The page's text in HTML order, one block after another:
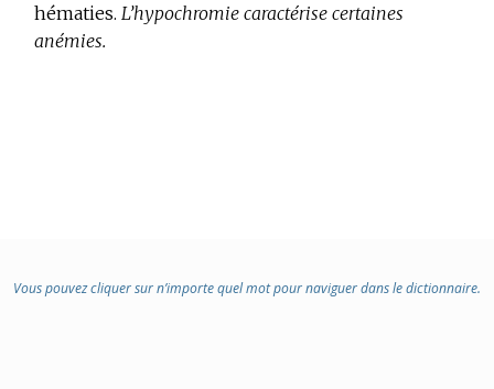
hématies. L’hypochromie caractérise certaines
anémies.
Vous pouvez cliquer sur n’importe quel mot pour naviguer dans le dictionnaire.